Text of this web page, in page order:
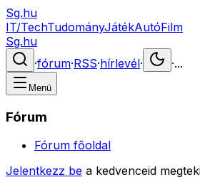
Sg.hu
IT/TechTudományJátékAutóFilm
Sg.hu
·fórum·RSS·hírlevél· ·...
Menü
Fórum
Fórum főoldal
Jelentkezz be a kedvenceid